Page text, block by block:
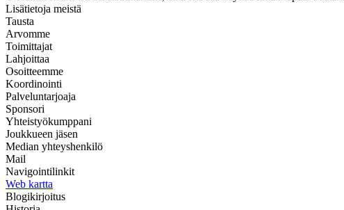
Lisätietoja meistä
Tausta
Arvomme
Toimittajat
Lahjoittaa
Osoitteemme
Koordinointi
Palveluntarjoaja
Sponsori
Yhteistyökumppani
Joukkueen jäsen
Median yhteyshenkilö
Mail
Navigointilinkit
Web kartta
Blogikirjoitus